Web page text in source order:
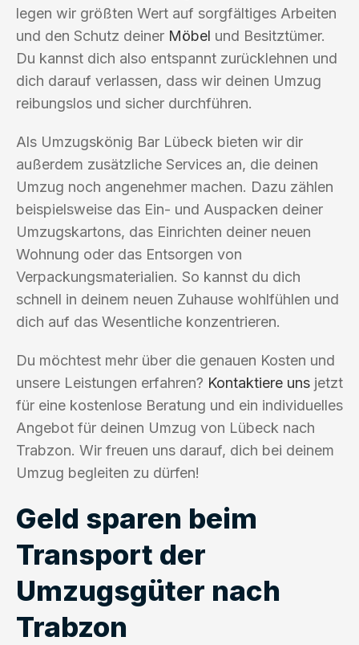
legen wir größten Wert auf sorgfältiges Arbeiten
und den Schutz deiner Möbel und Besitztümer.
Du kannst dich also entspannt zurücklehnen und
dich darauf verlassen, dass wir deinen Umzug
reibungslos und sicher durchführen.
Als Umzugskönig Bar Lübeck bieten wir dir
außerdem zusätzliche Services an, die deinen
Umzug noch angenehmer machen. Dazu zählen
beispielsweise das Ein- und Auspacken deiner
Umzugskartons, das Einrichten deiner neuen
Wohnung oder das Entsorgen von
Verpackungsmaterialien. So kannst du dich
schnell in deinem neuen Zuhause wohlfühlen und
dich auf das Wesentliche konzentrieren.
Du möchtest mehr über die genauen Kosten und
unsere Leistungen erfahren? Kontaktiere uns jetzt
für eine kostenlose Beratung und ein individuelles
Angebot für deinen Umzug von Lübeck nach
Trabzon. Wir freuen uns darauf, dich bei deinem
Umzug begleiten zu dürfen!
Geld sparen beim
Transport der
Umzugsgüter nach
Trabzon